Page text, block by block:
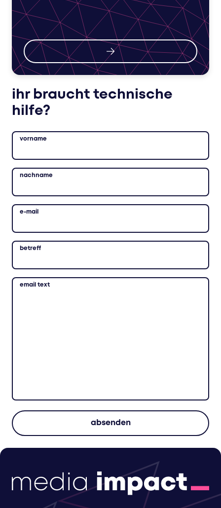
ihr braucht technische
hilfe?
vorname
nachname
e-mail
betreff
email text